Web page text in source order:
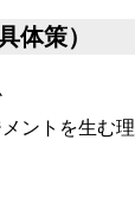
体策）
ントを生む理